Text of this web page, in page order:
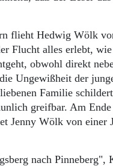
flieht Hedwig Wölk
Flucht alles erlebt,
obwohl direkt
Ungewißheit der
Familie
greifbar. Am
Jenny Wölk von einer
nach Pinneberg",